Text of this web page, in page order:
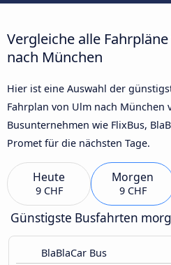
Vergleiche alle
nach München
Hier ist eine Auswahl der
Fahrplan von Ulm nach München
Busunternehmen wie FlixBus,
Promet für die nächsten Tage.
Heute
9 CHF
Morgen
9 CHF
Günstigste Busfahrten
BlaBlaCar Bus